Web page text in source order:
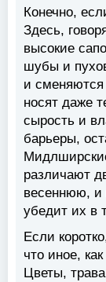
Конечно,
Здесь,
высокие
шубы и
и
носят даже
сырость и
барьеры,
различают
весеннюю, и
убедит их в
Если
что иное,
Цветы,